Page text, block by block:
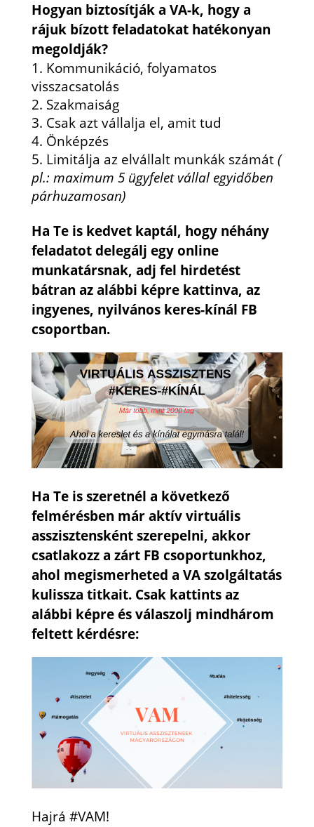
Hogyan biztosítják a VA-k, hogy a
rájuk bízott feladatokat hatékonyan
megoldják?
Kommunikáció, folyamatos
visszacsatolás
Szakmaiság
Csak azt vállalja el, amit tud
Önképzés
Limitálja az elvállalt munkák számát(
pl.: maximum 5 ügyfelet vállal egyidőben
párhuzamosan)
Ha Te is kedvet kaptál, hogy néhány
feladatot delegálj egy online
munkatársnak, adj fel hirdetést
bátran az alábbi képre kattinva, az
ingyenes, nyilvános keres-kínál FB
csoportban.
Ha Te is szeretnél a következő
felmérésben már aktív virtuális
asszisztensként szerepelni, akkor
csatlakozz a zárt FB csoportunkhoz,
ahol megismerheted a VA szolgáltatás
kulissza titkait. Csak kattints az
alábbi képre és válaszolj mindhárom
feltett kérdésre:
Hajrá #VAM!